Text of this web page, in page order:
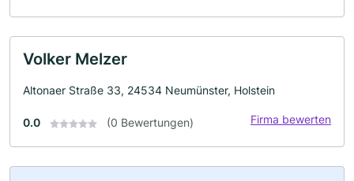
Volker Melzer
Altonaer Straße 33, 24534 Neumünster, Holstein
0.0 (0 Bewertungen) Firma bewerten